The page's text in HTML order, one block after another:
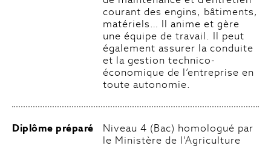
courant des engins, bâtiments,
matériels… Il anime et gère
une équipe de travail. Il peut
également assurer la conduite
et la gestion technico-
économique de l’entreprise en
toute autonomie.
Diplôme préparé
Niveau 4 (Bac) homologué par
le Ministère de l'Agriculture